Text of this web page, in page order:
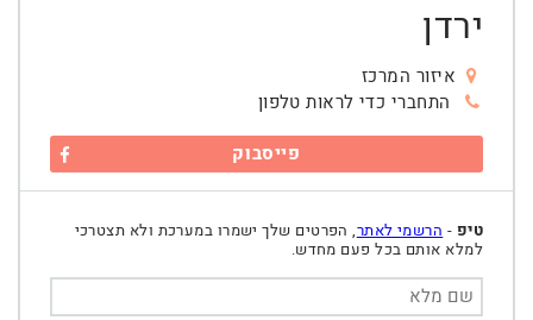
ירדן
איזור המרכז
התחברי כדי לראות טלפון
פייסבוק
טיפ - הרשמי לאתר, הפרטים שלך ישמרו במערכת ולא תצטרכי
למלא אותם בכל פעם מחדש.